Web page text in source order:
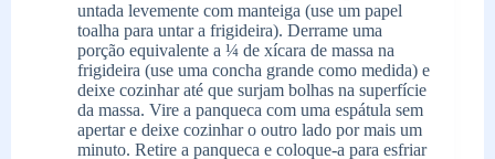
untada levemente com manteiga (use um papel
toalha para untar a frigideira). Derrame uma
porção equivalente a ¼ de xícara de massa na
frigideira (use uma concha grande como medida) e
deixe cozinhar até que surjam bolhas na superfície
da massa. Vire a panqueca com uma espátula sem
apertar e deixe cozinhar o outro lado por mais um
minuto. Retire a panqueca e coloque-a para esfriar